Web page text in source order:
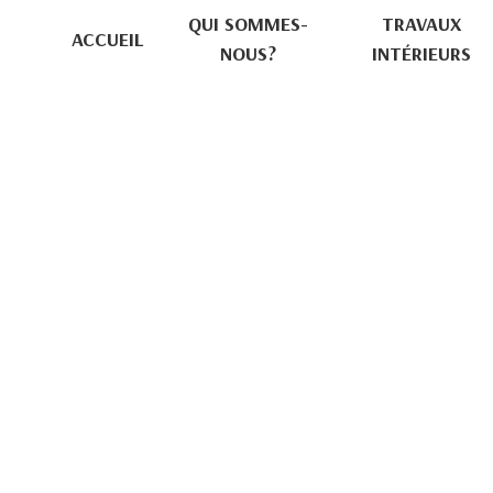
ACCUEIL
QUI SOMMES-
NOUS?
TRAVAUX
INTÉRIEURS
Panneau de gestion des cookies